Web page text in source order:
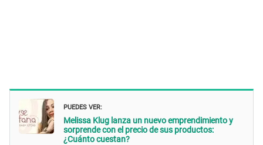
PUEDES VER:
Melissa Klug lanza un nuevo emprendimiento y
sorprende con el precio de sus productos:
¿Cuánto cuestan?